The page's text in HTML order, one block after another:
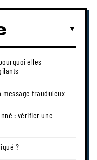
elles
message frauduleux
: vérifier une
?